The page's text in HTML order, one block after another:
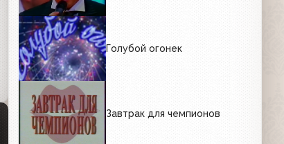
Голубой огонек
Завтрак для чемпионов